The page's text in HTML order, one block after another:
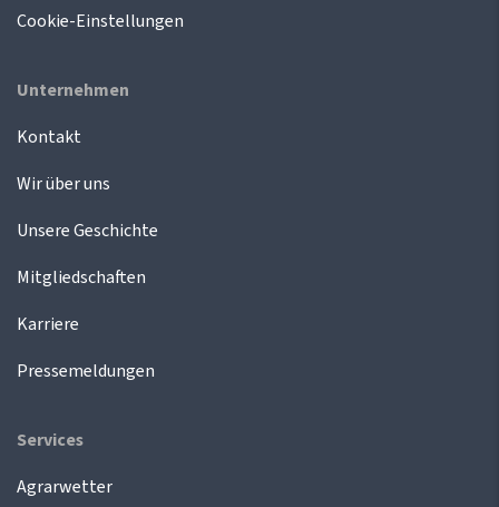
Cookie-Einstellungen
Unternehmen
Kontakt
Wir über uns
Unsere Geschichte
Mitgliedschaften
Karriere
Pressemeldungen
Services
Agrarwetter